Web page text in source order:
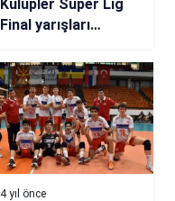
Kulüpler Süper Lig
Final yarışları
4 yıl önce